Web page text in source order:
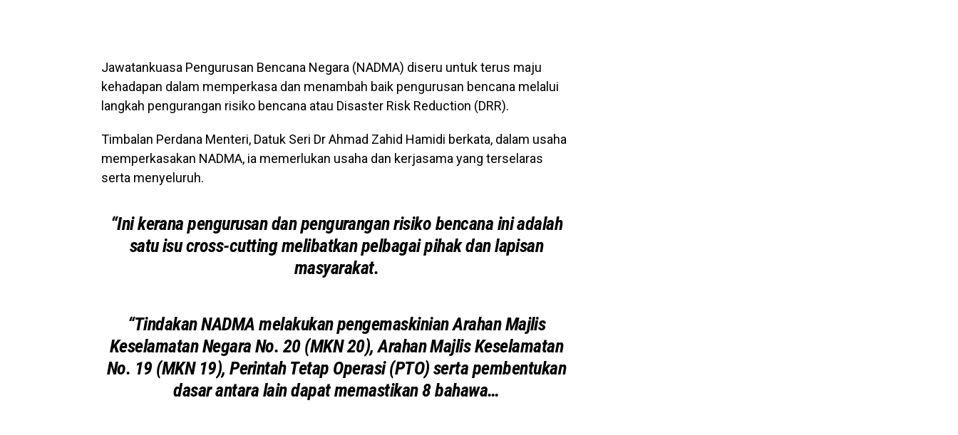
Jawatankuasa Pengurusan Bencana Negara (NADMA) diseru untuk terus maju
kehadapan dalam memperkasa dan menambah baik pengurusan bencana melalui
langkah pengurangan risiko bencana atau Disaster Risk Reduction (DRR).
Timbalan Perdana Menteri, Datuk Seri Dr Ahmad Zahid Hamidi berkata, dalam usaha
memperkasakan NADMA, ia memerlukan usaha dan kerjasama yang terselaras
serta menyeluruh.
“Ini kerana pengurusan dan pengurangan risiko bencana ini adalah
satu isu cross-cutting melibatkan pelbagai pihak dan lapisan
masyarakat.
“Tindakan NADMA melakukan pengemaskinian Arahan Majlis
Keselamatan Negara No. 20 (MKN 20), Arahan Majlis Keselamatan
No. 19 (MKN 19), Perintah Tetap Operasi (PTO) serta pembentukan
dasar antara lain dapat memastikan 8 bahawa…